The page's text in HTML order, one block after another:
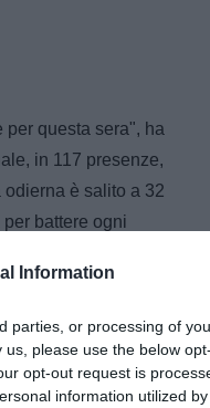
Information
parties, or processing of
please use the below
opt-out request is
information utilized
per questa sera", ha
in 117 presenze,
è salito a 32
battere ogni